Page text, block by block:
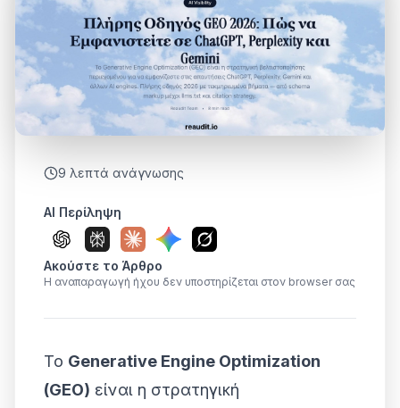
9 λεπτά ανάγνωσης
AI Περίληψη
Ακούστε το Άρθρο
Η αναπαραγωγή ήχου δεν υποστηρίζεται στον browser σας
Το Generative Engine Optimization
(GEO) είναι η στρατηγική